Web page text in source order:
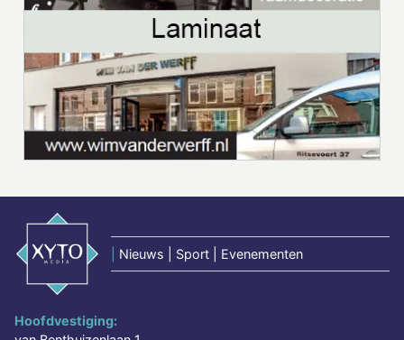
Nieuws | Sport | Evenementen
Hoofdvestiging: